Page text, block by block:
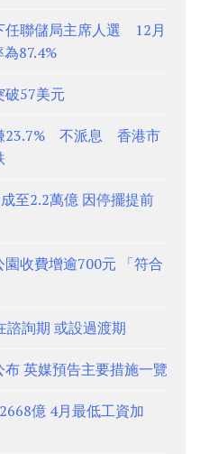
任聯儲局主席人選 12月
87.4%
57美元
23.7% 不派息 香港市
至2.2萬億 因停擺提前
收費增逾700元 「符合
諮詢期 或設過渡期
英媒預告主要措施一覽
億 4月最低工資加